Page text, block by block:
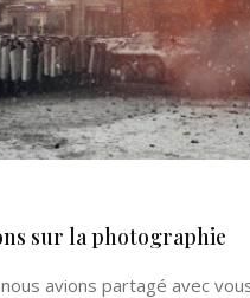
sur la photographie
nous avions partagé avec